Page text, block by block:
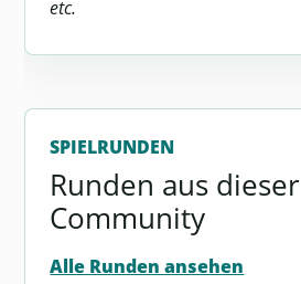
etc.
SPIELRUNDEN
Runden aus dieser
Community
Alle Runden ansehen